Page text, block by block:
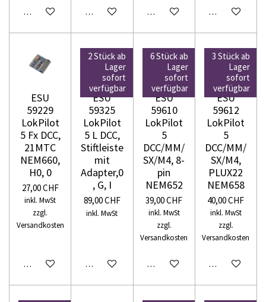
In den WarenkorbIn den WarenkorbIn den WarenkorbIn den
ESU
59229
LokPilot
5 Fx DCC,
21MTC
NEM660,
H0, 0
27,00 CHF
inkl. MwSt
zzgl.
Versandkosten
In den Warenkorb
2 Stück ab
Lager
sofort
verfügbar
ESU
59325
LokPilot
5 L DCC,
Stiftleiste
mit
Adapter,0
, G, I
89,00 CHF
inkl. MwSt
In den Warenkorb
6 Stück ab
Lager
sofort
verfügbar
ESU
59610
LokPilot
5
DCC/MM/
SX/M4, 8-
pin
NEM652
39,00 CHF
inkl. MwSt
zzgl.
Versandkosten
In den Warenkorb
3 Stück ab
Lager
sofort
verfügbar
ESU
59612
LokPilot
5
DCC/MM/
SX/M4,
PLUX22
NEM658
40,00 CHF
inkl. MwSt
zzgl.
Versandkosten
In den